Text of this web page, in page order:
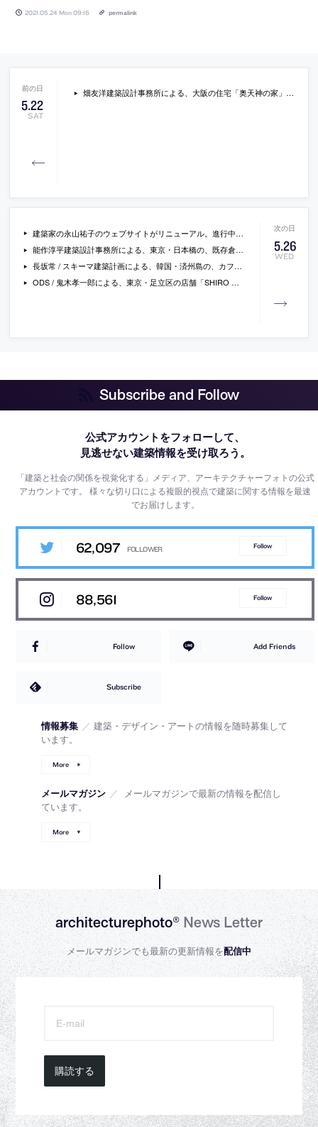
2021.05.24 Mon 09:16 permalink
5.22
SAT
畑友洋建築設計事務所による、大阪の住宅「奥天神の家」の写真
5.26
WED
建築家の永山祐子のウェブサイトがリニューアル。進行中のプロジェクトや近作等の写真が閲覧可能に
能作淳平建築設計事務所による、東京・日本橋の、既存倉庫を改修したオフィス「101 BASE」をレポート。建て込んだ中でのカーテンウォールが周辺環境を内部に取り込む
長坂常 / スキーマ建築計画による、韓国・済州島の、カフェ「creamm」。“見えない開発”の中で完成した建築のひとつ
ODS / 鬼木孝一郎による、東京・足立区の店舗「SHIRO ルミネ北千住店」
Subscribe and Follow
公式アカウントをフォローして、
見逃せない建築情報を受け取ろう。
「建築と社会の関係を視覚化する」メディア、アーキテクチャーフォトの公式
アカウントです。様々な切り口による複眼的視点で建築に関する情報を最速
でお届けします。
62,097 Follow
88,561 Follow
Follow Add Friends
Subscribe
情報募集 ／ 建築・デザイン・アートの情報を随時募集して
います。
More
メールマガジン ／
メールマガジンで最新の情報を配信し
ています。
More
architecturephoto®News Letter
メールマガジンでも最新の更新情報を配信中
購読する